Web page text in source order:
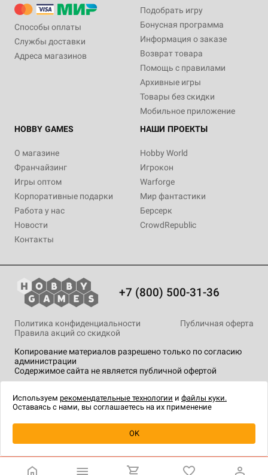
Уведомить о наличии
Способы оплаты
Службы доставки
Адреса магазинов
Подобрать игру
Бонусная программа
Информация о заказе
Возврат товара
Помощь с правилами
Архивные игры
Товары без скидки
Мобильное приложение
HOBBY GAMES
О магазине
Франчайзинг
Игры оптом
Корпоративные подарки
Работа у нас
Новости
Контакты
НАШИ ПРОЕКТЫ
Hobby World
Игрокон
Warforge
Мир фантастики
Берсерк
CrowdRepublic
+7 (800) 500-31-36
Копирование материалов разрешено только по согласию
администрации
Содержимое сайта не является публичной офертой
Политика конфиденциальности
Публичная оферта
Правила акций со скидкой
технологии.
Используем рекомендательные технологии и файлы куки.
Оставаясь с нами, вы соглашаетесь на их применение
OK